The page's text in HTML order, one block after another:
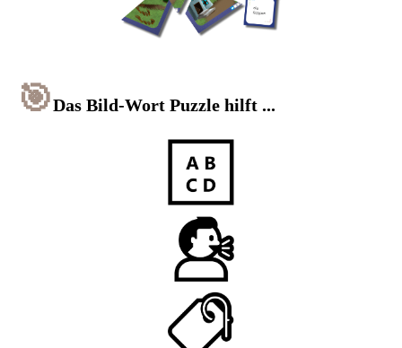
🎯Das Bild-Wort Puzzle hilft ...